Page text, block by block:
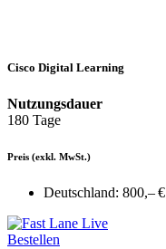
Cisco Digital Learning
Nutzungsdauer
180 Tage
Preis (exkl. MwSt.)
Deutschland: 800,– €
Bestellen